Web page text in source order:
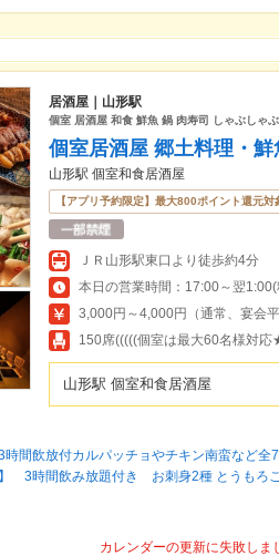
居酒屋｜山形駅
個室 居酒屋 和食 鮮魚 鍋 肉寿司 しゃぶしゃ
個室居酒屋 郷土料理・
山形駅 個室和食居酒屋
【アプリ予約限定】最大800ポイント還元対
ＪＲ山形駅東口より徒歩約4分
本日の営業時間：17:00～翌
3,000円～4,000円（通常、宴会平
150席(((((個室は最大60名様対
山形駅 個室和食居酒屋
間飲放付カルパッチョやチキン南蛮など全
3時間飲み放題付き お刺身2種 とうもろ
カレンダーの更新に失敗しま